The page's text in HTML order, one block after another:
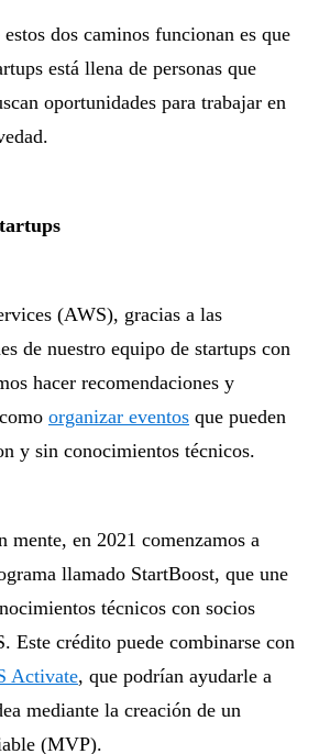
dos caminos funcionan es que
está llena de personas que
oportunidades para trabajar en
(AWS), gracias a las
de nuestro equipo de startups con
hacer recomendaciones y
organizar eventos que pueden
y sin conocimientos técnicos.
mente, en 2021 comenzamos a
llamado StartBoost, que une
técnicos con socios
Este crédito puede combinarse con
Activate, que podrían ayudarle a
mediante la creación de un
(MVP).